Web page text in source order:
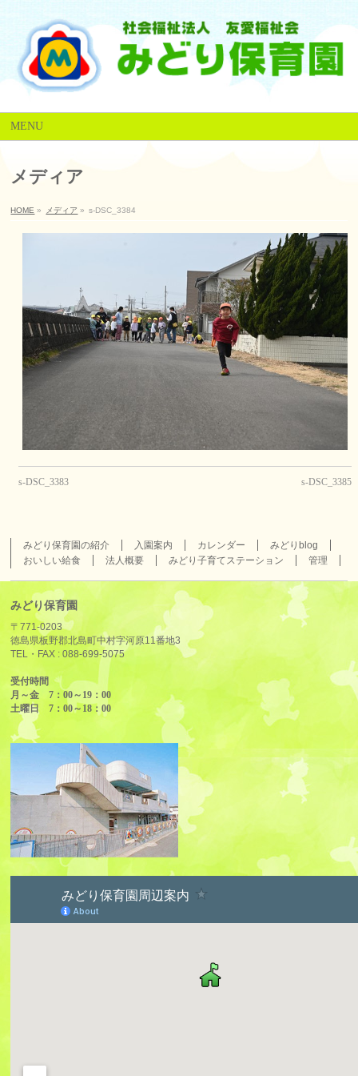
MENU
メディア
HOME » メディア » s-DSC_3384
s-DSC_3383 s-DSC_3385
みどり保育園の紹介 入園案内 カレンダー
みどりblog
おいしい給食
法人概要 みどり子育てステーション 管理
みどり保育園
〒771-0203
徳島県板野郡北島町中村字河原11番地3
TEL・FAX :088-699-5075
受付時間
月～金 7：00～19：00
土曜日 7：00～18：00